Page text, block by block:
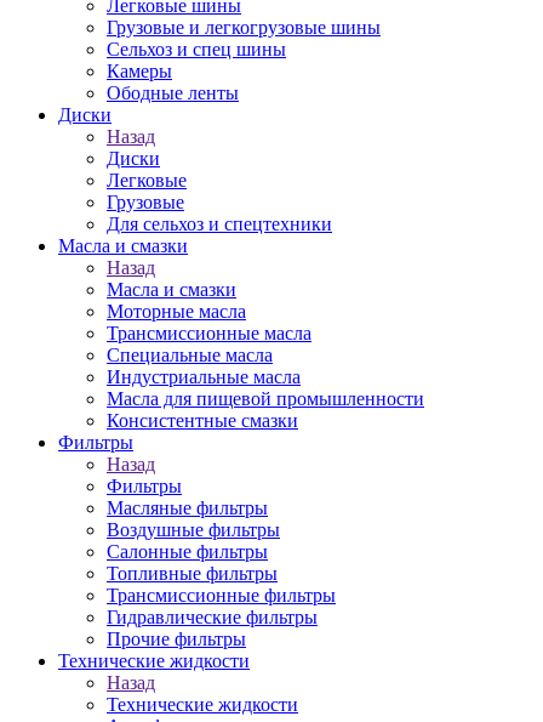
Легковые шины
Грузовые и легкогрузовые шины
Сельхоз и спец шины
Камеры
Ободные ленты
Диски
Назад
Диски
Легковые
Грузовые
Для сельхоз и спецтехники
Масла и смазки
Назад
Масла и смазки
Моторные масла
Трансмиссионные масла
Специальные масла
Индустриальные масла
Масла для пищевой промышленности
Консистентные смазки
Фильтры
Назад
Фильтры
Масляные фильтры
Воздушные фильтры
Салонные фильтры
Топливные фильтры
Трансмиссионные фильтры
Гидравлические фильтры
Прочие фильтры
Технические жидкости
Назад
Технические жидкости